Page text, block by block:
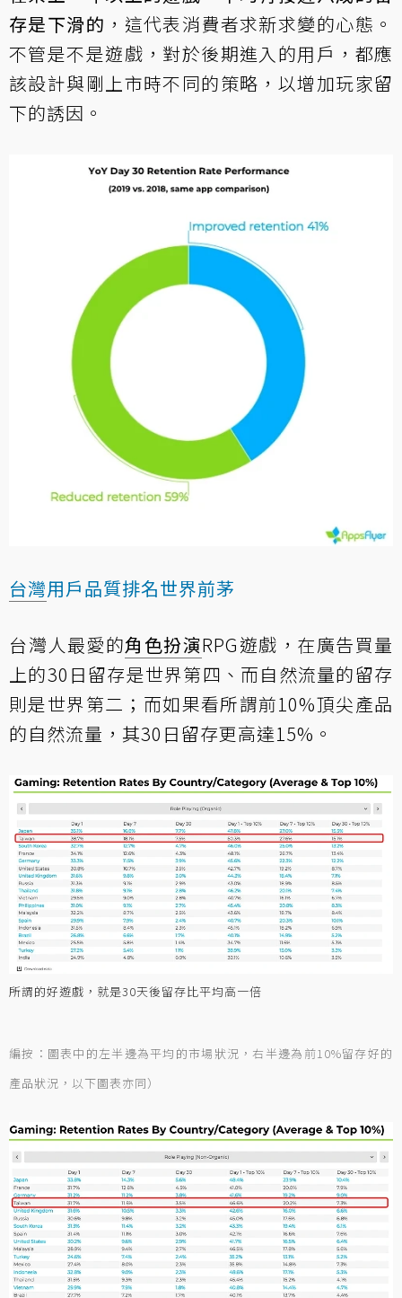
存是下滑的 ，這代表消費者求新求變的心態。
不管是不是遊戲，對於後期進入的用戶，都應
該設計與剛上市時不同的策略，以增加玩家留
下的誘因。
台灣用戶品質排名世界前茅
台灣人最愛的角色扮演RPG遊戲，在廣告買量
上的30日留存是世界第四、而自然流量的留存
則是世界第二；而如果看所謂前10%頂尖產品
的自然流量，其30日留存更高達15%。
所謂的好遊戲，就是30天後留存比平均高一倍
編按：圖表中的左半邊為平均的市場狀況，右半邊為前10%留存好的
產品狀況，以下圖表亦同）